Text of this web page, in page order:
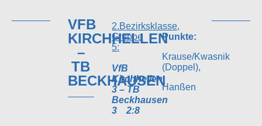
VFB
KIRCHHELLEN
–
TB
BECKHAUSEN
2.Bezirksklasse,
Gruppe
5:
VfB
Kirchhellen
3 – TB
Beckhausen
32:8
Punkte:
Krause/Kwasnik
(Doppel),
Hanßen